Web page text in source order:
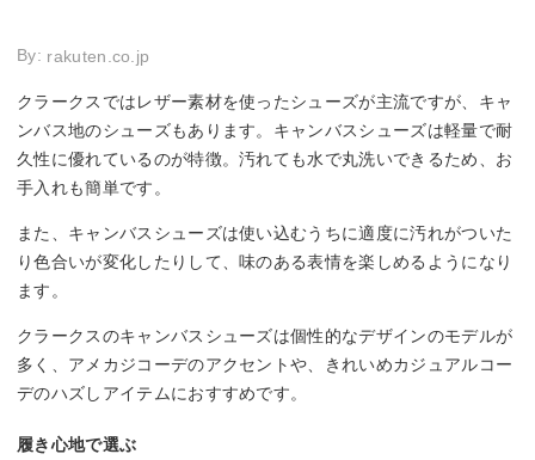
By: rakuten.co.jp
クラークスではレザー素材を使ったシューズが主流ですが、キャ
ンバス地のシューズもあります。キャンバスシューズは軽量で耐
久性に優れているのが特徴。汚れても水で丸洗いできるため、お
手入れも簡単です。
また、キャンバスシューズは使い込むうちに適度に汚れがついた
り色合いが変化したりして、味のある表情を楽しめるようになり
ます。
クラークスのキャンバスシューズは個性的なデザインのモデルが
多く、アメカジコーデのアクセントや、きれいめカジュアルコー
デのハズしアイテムにおすすめです。
履き心地で選ぶ